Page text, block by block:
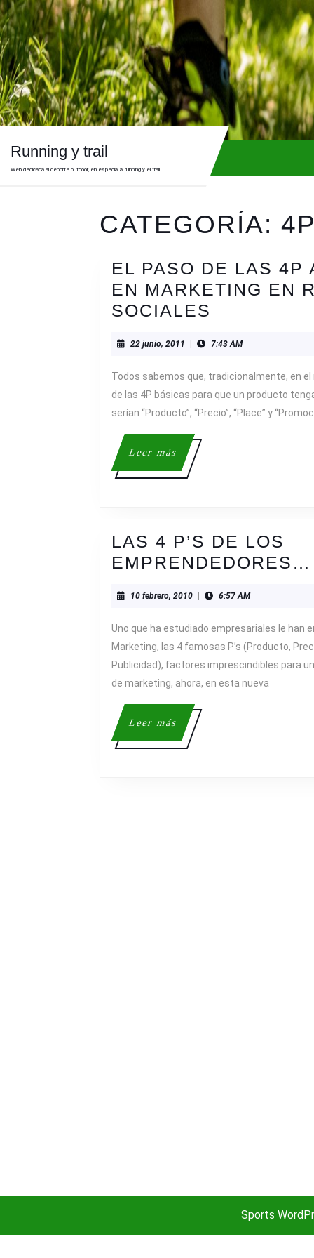
Skip
to
content
Running y trail
Web dedicada al deporte outdoor, en especial al running y el trail
CATEGORÍA:
EL PASO DE LAS 4P
EN MARKETING EN
SOCIALES
DE
LAS
4P
A
REDES
SOCIALES
22 junio, 2011 22
7:43 AM
Todos sabemos que, tradicionalmente, en
de las 4P básicas para que un producto
serían “Producto”, “Precio”, “Place” y
Leer másLeer
más
LAS 4 P’S DE LOS
EMPRENDEDORES…
10 febrero, 201010
6:57 AM
Uno que ha estudiado empresariales le han
Marketing, las 4 famosas P’s (Producto,
Publicidad), factores imprescindibles para
de marketing, ahora, en esta nueva
Leer másLeer
más
Sports